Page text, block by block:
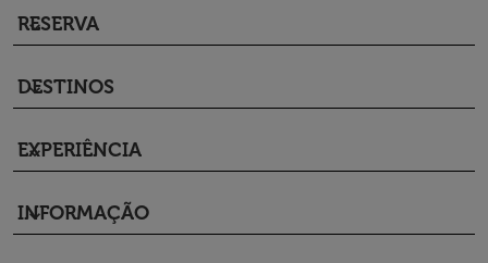
RESERVA
keyboard_arrow_down
DESTINOS
keyboard_arrow_down
EXPERIÊNCIA
keyboard_arrow_down
INFORMAÇÃO
keyboard_arrow_down